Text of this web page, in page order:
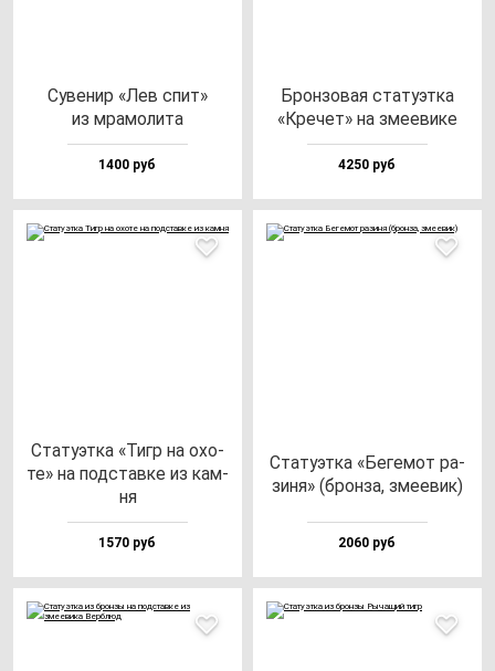
Суве­нир «Лев спит»
из мра­мо­ли­та
1400 руб
Брон­зо­вая ста­ту­эт­ка
«Кре­чет» на зме­еви­ке
4250 руб
Ста­ту­эт­ка «Тигр на охо­
те» на под­став­ке из кам­
ня
1570 руб
Ста­ту­эт­ка «Беге­мот ра­
зи­ня» (брон­за, зме­евик)
2060 руб